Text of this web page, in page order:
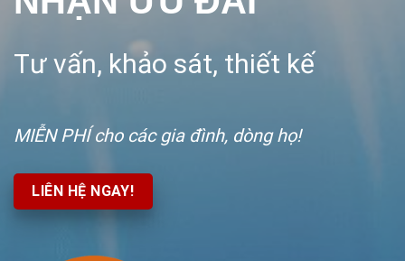
Tư vấn, khảo sát, thiết kế
MIỄN PHÍ cho các gia đình, dòng họ!
LIÊN HỆ NGAY!